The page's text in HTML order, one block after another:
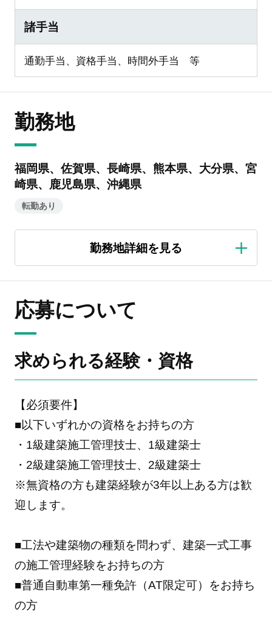
諸手当
通勤手当、資格手当、時間外手当 等
勤務地
福岡県、佐賀県、長崎県、熊本県、大分県、宮
崎県、鹿児島県、沖縄県
転勤あり
応募について
求められる経験・資格
【必須要件】
■以下いずれかの資格をお持ちの方
・1級建築施工管理技士、1級建築士
・2級建築施工管理技士、2級建築士
※無資格の方も建築経験が3年以上ある方は歓
迎します。
■工法や建築物の種類を問わず、建築一式工事
の施工管理経験をお持ちの方
■普通自動車第一種免許（AT限定可）をお持ち
の方